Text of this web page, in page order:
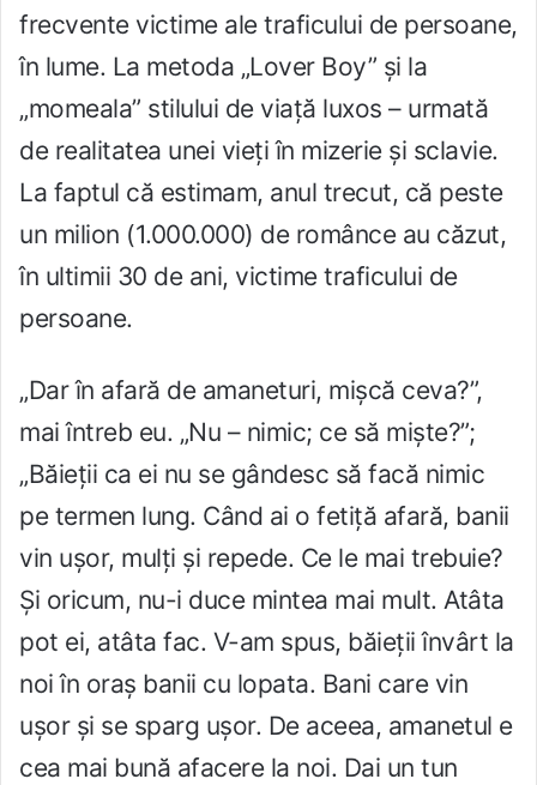
frecvente victime ale traficului de persoane,
în lume. La metoda „Lover Boy” şi la
„momeala” stilului de viaţă luxos – urmată
de realitatea unei vieți în mizerie și sclavie.
La faptul că estimam, anul trecut, că peste
un milion (1.000.000) de românce au căzut,
în ultimii 30 de ani, victime traficului de
persoane.
„Dar în afară de amaneturi, mișcă ceva?”,
mai întreb eu. „Nu – nimic; ce să miște?”;
„Băieții ca ei nu se gândesc să facă nimic
pe termen lung. Când ai o fetiță afară, banii
vin ușor, mulți și repede. Ce le mai trebuie?
Și oricum, nu-i duce mintea mai mult. Atâta
pot ei, atâta fac. V-am spus, băieții învârt la
noi în oraș banii cu lopata. Bani care vin
ușor și se sparg ușor. De aceea, amanetul e
cea mai bună afacere la noi. Dai un tun